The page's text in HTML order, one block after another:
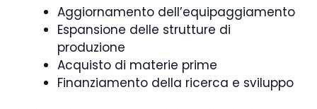
Aggiornamento dell’equipaggiamento
Espansione delle strutture di
produzione
Acquisto di materie prime
Finanziamento della ricerca e sviluppo